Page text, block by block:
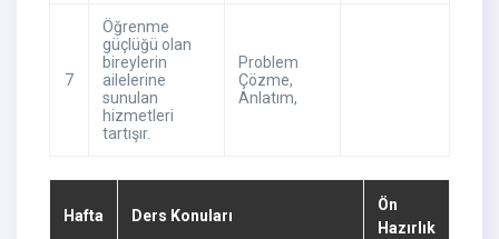
7
Öğrenme
güçlüğü olan
bireylerin
ailelerine
sunulan
hizmetleri
tartışır.
Problem
Çözme,
Anlatım,
Hafta Ders Konuları
Ön
Hazırlık